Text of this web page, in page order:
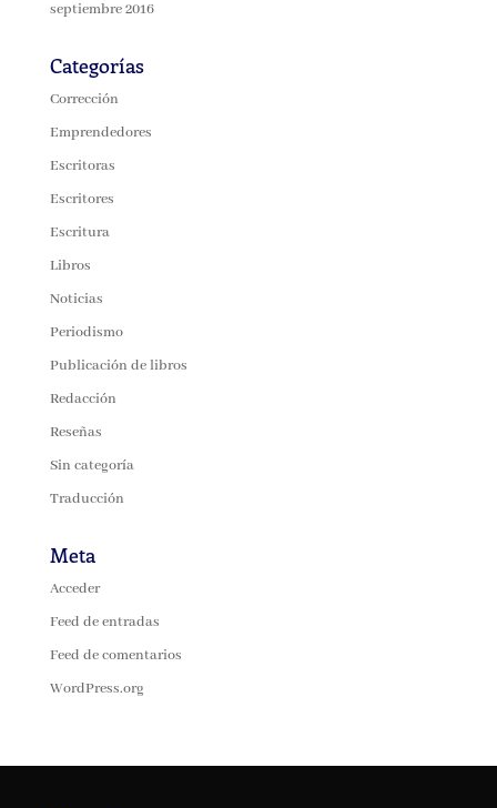
septiembre 2016
Categorías
Corrección
Emprendedores
Escritoras
Escritores
Escritura
Libros
Noticias
Periodismo
Publicación de libros
Redacción
Reseñas
Sin categoría
Traducción
Meta
Acceder
Feed de entradas
Feed de comentarios
WordPress.org